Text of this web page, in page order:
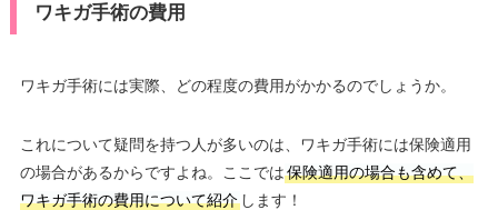
ワキガ手術の費用
ワキガ手術には実際、どの程度の費用がかかるのでしょうか。
これについて疑問を持つ人が多いのは、ワキガ手術には保険適用
の場合があるからですよね。ここでは保険適用の場合も含めて、
ワキガ手術の費用について紹介します！